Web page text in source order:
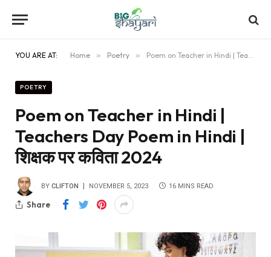
YOU ARE AT: Home » Poetry » Poem on Teacher in Hindi | Teachers Day Poem in Hindi | शिक्षक पर कविता 2024
POETRY
Poem on Teacher in Hindi |
Teachers Day Poem in Hindi |
शिक्षक पर कविता 2024
BY CLIFTON NOVEMBER 5, 2023 16 MINS READ
Share